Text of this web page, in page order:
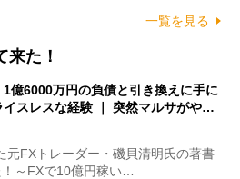
一覧を見る
来た！
1億6000万円の負債と引き換えに手に
イスレスな経験 ｜ 突然マルサがや…
FXトレーダー・磯貝清明氏の著書
～FXで10億円稼い…